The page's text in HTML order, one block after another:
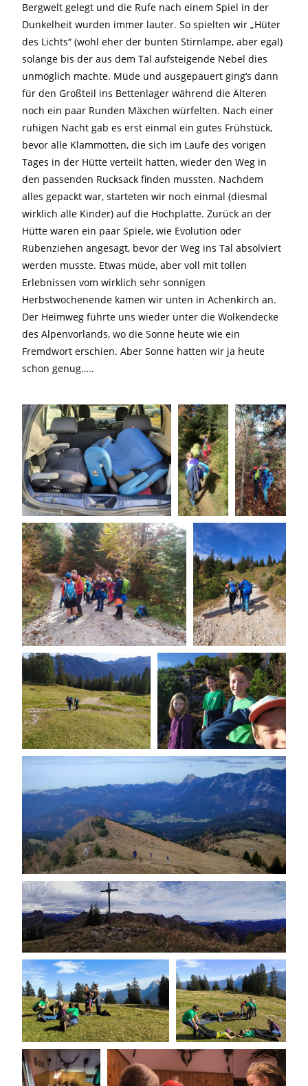
Bergwelt gelegt und die Rufe nach einem Spiel in der
Dunkelheit wurden immer lauter. So spielten wir „Hüter
des Lichts“ (wohl eher der bunten Stirnlampe, aber egal)
solange bis der aus dem Tal aufsteigende Nebel dies
unmöglich machte. Müde und ausgepauert ging‘s dann
für den Großteil ins Bettenlager während die Älteren
noch ein paar Runden Mäxchen würfelten. Nach einer
ruhigen Nacht gab es erst einmal ein gutes Frühstück,
bevor alle Klammotten, die sich im Laufe des vorigen
Tages in der Hütte verteilt hatten, wieder den Weg in
den passenden Rucksack finden mussten. Nachdem
alles gepackt war, starteten wir noch einmal (diesmal
wirklich alle Kinder) auf die Hochplatte. Zurück an der
Hütte waren ein paar Spiele, wie Evolution oder
Rübenziehen angesagt, bevor der Weg ins Tal absolviert
werden musste. Etwas müde, aber voll mit tollen
Erlebnissen vom wirklich sehr sonnigen
Herbstwochenende kamen wir unten in Achenkirch an.
Der Heimweg führte uns wieder unter die Wolkendecke
des Alpenvorlands, wo die Sonne heute wie ein
Fremdwort erschien. Aber Sonne hatten wir ja heute
schon genug…..